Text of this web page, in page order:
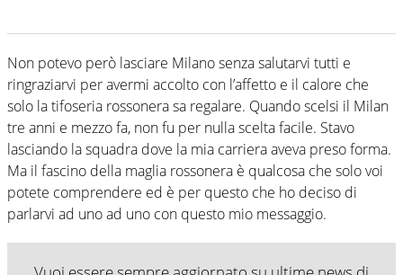
Non potevo però lasciare Milano senza salutarvi tutti e
ringraziarvi per avermi accolto con l’affetto e il calore che
solo la tifoseria rossonera sa regalare. Quando scelsi il Milan
tre anni e mezzo fa, non fu per nulla scelta facile. Stavo
lasciando la squadra dove la mia carriera aveva preso forma.
Ma il fascino della maglia rossonera è qualcosa che solo voi
potete comprendere ed è per questo che ho deciso di
parlarvi ad uno ad uno con questo mio messaggio.